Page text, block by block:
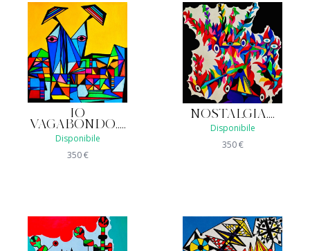
IO
VAGABONDO.....
Disponibile
350€
NOSTALGIA....
Disponibile
350€